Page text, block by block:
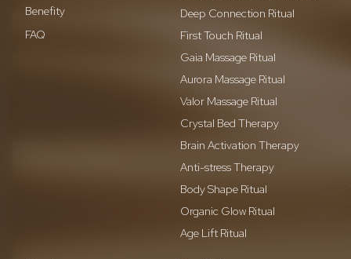
Benefity
FAQ
Deep Connection Ritual
First Touch Ritual
Gaia Massage Ritual
Aurora Massage Ritual
Valor Massage Ritual
Crystal Bed Therapy
Brain Activation Therapy
Anti-stress Therapy
Body Shape Ritual
Organic Glow Ritual
Age Lift Ritual